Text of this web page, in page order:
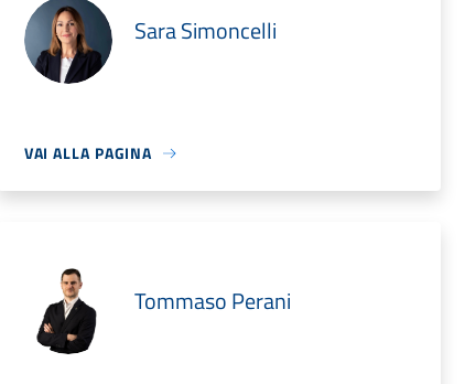
Sara Simoncelli
VAI ALLA PAGINA
Tommaso Perani